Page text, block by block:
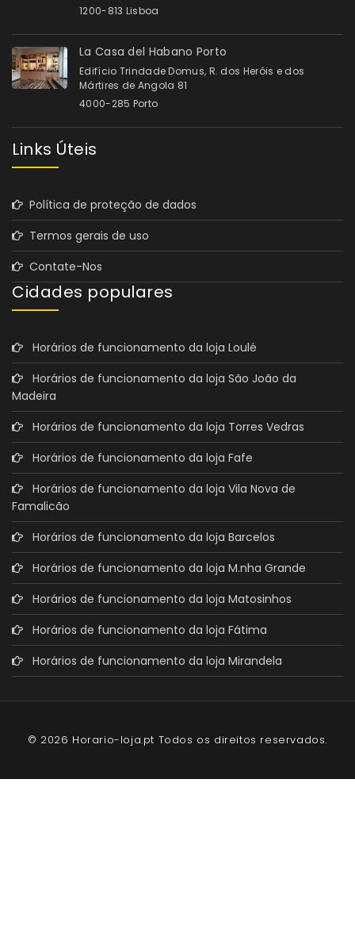
1200-813 Lisboa
La Casa del Habano Porto
Edifício Trindade Domus, R. dos Heróis e dos
Mártires de Angola 81
4000-285 Porto
Links Úteis
Política de proteção de dados
Termos gerais de uso
Contate-Nos
Cidades populares
Horários de funcionamento da loja Loulé
Horários de funcionamento da loja São João da
Madeira
Horários de funcionamento da loja Torres Vedras
Horários de funcionamento da loja Fafe
Horários de funcionamento da loja Vila Nova de
Famalicão
Horários de funcionamento da loja Barcelos
Horários de funcionamento da loja M.nha Grande
Horários de funcionamento da loja Matosinhos
Horários de funcionamento da loja Fátima
Horários de funcionamento da loja Mirandela
© 2026 Horario-loja.pt Todos os direitos reservados.